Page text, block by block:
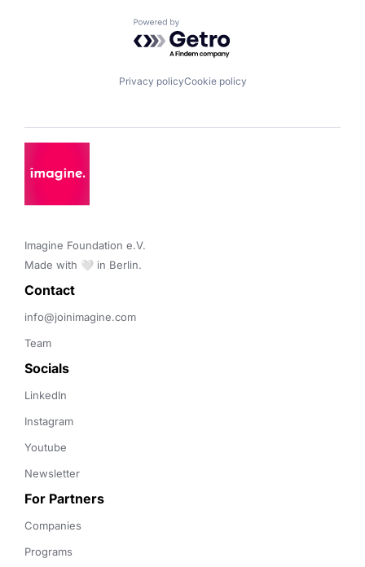
Powered by Getro.com
Privacy policyCookie policy
Imagine Foundation e.V.
Made with 🤍 in Berlin.
Contact
info@joinimagine.com
Team
Socials
LinkedIn
Instagram
Youtube
Newsletter
For Partners
Companies
Programs